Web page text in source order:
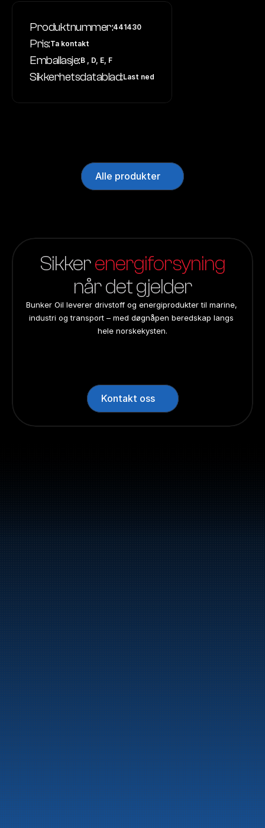
Produktnummer:441430
Pris:Ta kontakt
Emballasje:B , D, E, F
Sikkerhetsdatablad:Last ned
Alle produkter
Sikker energiforsyning
når det gjelder
Bunker Oil leverer drivstoff og energiprodukter til marine,
industri og transport – med døgnåpen beredskap langs
hele norskekysten.
Kontakt oss
47
Bunker Oil leverer drivstoff og energiprodukter
langs hele norskekysten.
Marine
Auto & Industri
Bensinstasjoner
Tankingskort
Våre Produkter
Om selskapet
Aktuelt